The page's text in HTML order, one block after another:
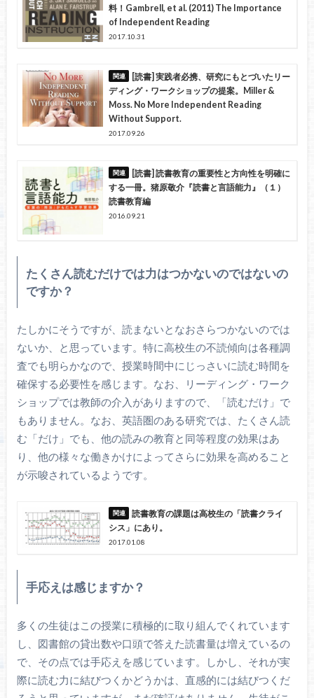
料！Gambrell, et al. (2011) The Importance
of Independent Reading
2017.10.31
[読書] 実践者必携、研究にもとづいたリー
ディング・ワークショップの提案。Miller &
Moss. No More Independent Reading
Without Support.
2017.09.26
[読書] 読書教育の重要性と方向性を明確に
する一冊。猪原敬介『読書と言語能力』（１）
読書教育編
2016.09.21
たくさん読むだけでは力はつかないのではないの
ですか？
たしかにそうですが、読まないとなおさらつかないのでは
ないか、と思っています。特に高校生の不読傾向は各種調
査でも明らかなので、授業時間中にじっさいに読む時間を
確保する必要性を感じます。なお、リーディング・ワーク
ショップでは教師の介入がありますので、「読むだけ」で
もありません。なお、英語圏のある研究では、たくさん読
む「だけ」でも、他の読みの教育と同等程度の効果はあ
り、他の様々な働きかけによってさらに効果を高めること
が示唆されているようです。
読書教育の課題は高校生の「読書クライ
シス」にあり。
2017.01.08
手応えは感じますか？
多くの生徒はこの授業に積極的に取り組んでくれています
し、図書館の貸出数や口頭で答えた読書量は増えているの
で、その点では手応えを感じています。しかし、それが実
際に読む力に結びつくかどうかは、直感的には結びつくだ